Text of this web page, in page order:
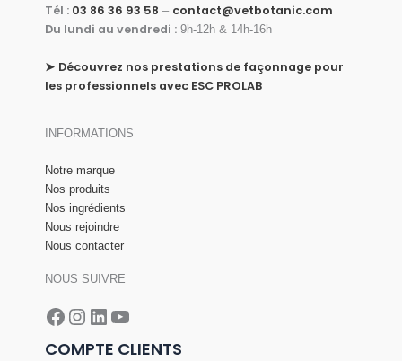
Tél : 03 86 36 93 58 – contact@vetbotanic.com
Du lundi au vendredi : 9h-12h & 14h-16h
➤ Découvrez nos prestations de façonnage pour
les professionnels avec ESC PROLAB
INFORMATIONS
Notre marque
Nos produits
Nos ingrédients
Nous rejoindre
Nous contacter
NOUS SUIVRE
Facebook
Instagram
LinkedIn
YouTube
COMPTE CLIENTS